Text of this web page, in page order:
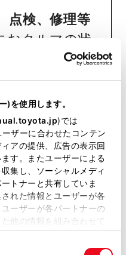
)を使用します。
)では
ザーに合わせたコンテン
アの提供、広告の表示回
す。またユーザーによる
集し、ソーシャルメディ
トナーと共有していま
れた情報とユーザーが各
ーザーが各パートナーの
他の情報を組み合わせて
サイトの使用を続行する
点検、修理等
おクルマの状
がございま
でオーダーを
すため、弊社
前でのご注文
ます）
価格、取り付
報（部品の販
販売店を窓口
ますと幸いで